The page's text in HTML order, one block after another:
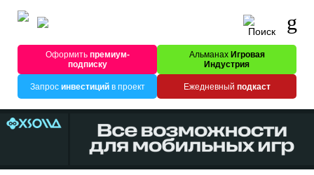
Оформитьпремиум-
подписку
Альманах Игровая
Индустрия
Запрос инвестицийв проект Ежедневный подкаст